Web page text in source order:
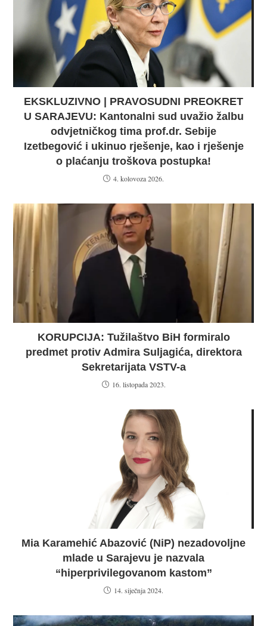
EKSKLUZIVNO | PRAVOSUDNI PREOKRET
U SARAJEVU: Kantonalni sud uvažio žalbu
odvjetničkog tima prof.dr. Sebije
Izetbegović i ukinuo rješenje, kao i rješenje
o plaćanju troškova postupka!
4. kolovoza 2026.
KORUPCIJA: Tužilaštvo BiH formiralo
predmet protiv Admira Suljagića, direktora
Sekretarijata VSTV-a
16. listopada 2023.
Mia Karamehić Abazović (NiP) nezadovoljne
mlade u Sarajevu je nazvala
“hiperprivilegovanom kastom”
14. siječnja 2024.